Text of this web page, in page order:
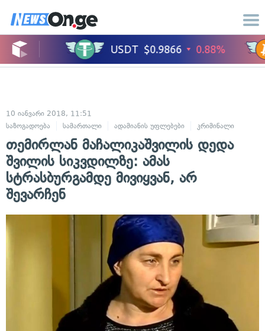
10 იანვარი 2018, 11:51
საზოგადოება
სამართალი ადამიანის უფლებები კრიმინალი
თემირლან მაჩალიკაშვილის დედა
შვილის სიკვდილზე: ამას
სტრასბურგამდე მივიყვან, არ
შევარჩენ